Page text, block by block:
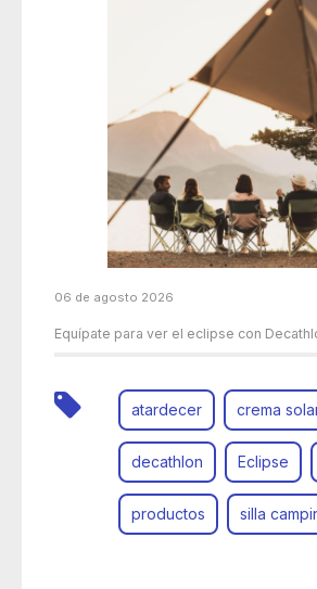
06 de agosto 2026
Equípate para ver el eclipse con
atardecer crema
decathlon Eclipse
productos silla